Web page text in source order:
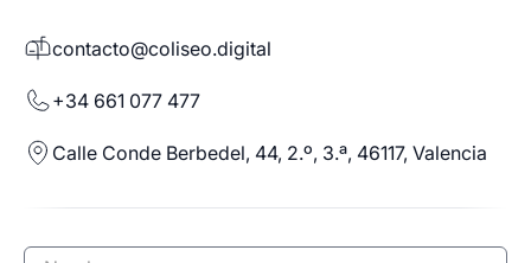
contacto@coliseo.digital
+34 661 077 477
Calle Conde Berbedel, 44, 2.º, 3.ª, 46117, Valencia